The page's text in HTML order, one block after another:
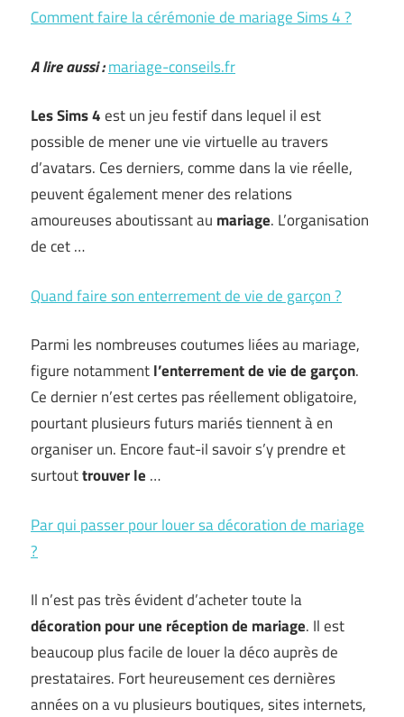
Comment faire la cérémonie de mariage Sims 4 ?
A lire aussi :mariage-conseils.fr
Les Sims 4est un jeu festif dans lequel il est
possible de mener une vie virtuelle au travers
d’avatars. Ces derniers, comme dans la vie réelle,
peuvent également mener des relations
amoureuses aboutissant au mariage. L’organisation
de cet …
Quand faire son enterrement de vie de garçon ?
Parmi les nombreuses coutumes liées au mariage,
figure notammentl’enterrement de vie de garçon.
Ce dernier n’est certes pas réellement obligatoire,
pourtant plusieurs futurs mariés tiennent à en
organiser un. Encore faut-il savoir s’y prendre et
surtouttrouver le …
Par qui passer pour louer sa décoration de mariage
?
Il n’est pas très évident d’acheter toute la
décoration pour une réception de mariage. Il est
beaucoup plus facile de louer la déco auprès de
prestataires. Fort heureusement ces dernières
années on a vu plusieurs boutiques, sites internets,